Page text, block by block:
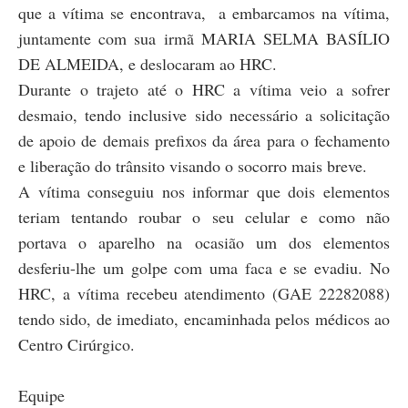
que a vítima se encontrava, a embarcamos na vítima,
juntamente com sua irmã MARIA SELMA BASÍLIO
DE ALMEIDA, e deslocaram ao HRC.
Durante o trajeto até o HRC a vítima veio a sofrer
desmaio, tendo inclusive sido necessário a solicitação
de apoio de demais prefixos da área para o fechamento
e liberação do trânsito visando o socorro mais breve.
A vítima conseguiu nos informar que dois elementos
teriam tentando roubar o seu celular e como não
portava o aparelho na ocasião um dos elementos
desferiu-lhe um golpe com uma faca e se evadiu. No
HRC, a vítima recebeu atendimento (GAE 22282088)
tendo sido, de imediato, encaminhada pelos médicos ao
Centro Cirúrgico.
Equipe